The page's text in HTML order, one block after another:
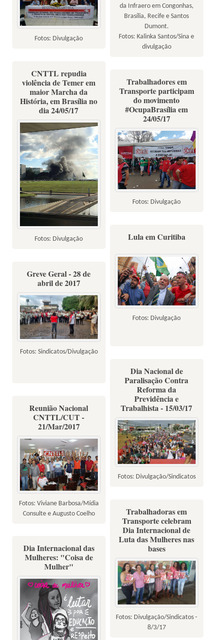
da Infraero em Congonhas,
Brasília, Recife e Santos
Dumont.
Fotos: Kalinka Santos/Sina e
divulgação
Fotos: Divulgação
CNTTL repudia
violência de Temer em
maior Marcha da
História, em Brasília no
dia 24/05/17
Fotos: Divulgação
Trabalhadores em
Transporte participam
do movimento
#OcupaBrasília em
24/05/17
Fotos: Divulgação
Lula em Curitiba
Fotos: Divulgação
Greve Geral - 28 de
abril de 2017
Fotos: Sindicatos/Divulgação
Dia Nacional de
Paralisação Contra
Reforma da
Previdência e
Trabalhista - 15/03/17
Fotos: Divulgação/Sindicatos
Reunião Nacional
CNTTL/CUT -
21/Mar/2017
Fotos: Viviane Barbosa/Mídia
Consulte e Augusto Coelho
Trabalhadoras em
Transporte celebram
Dia Internacional de
Luta das Mulheres nas
bases
Fotos: Divulgação/Sindicatos -
8/3/17
Dia Internacional das
Mulheres: "Coisa de
Mulher"